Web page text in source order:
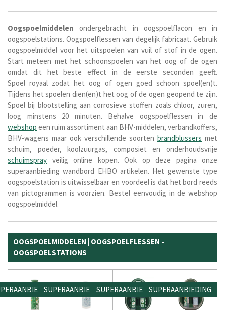
Oogspoelmiddelen ondergebracht in oogspoelflacon en in
oogspoelstations. Oogspoelflessen van degelijk fabricaat. Gebruik
oogspoelmiddel voor het uitspoelen van vuil of stof in de ogen.
Start meteen met het schoonspoelen van het oog of de ogen
omdat dit het beste effect in de eerste seconden geeft.
Spoel royaal zodat het oog of ogen goed schoon spoel(en)t.
Tijdens het spoelen dien(en)t het oog of de ogen geopend te zijn.
Spoel bij blootstelling aan corrosieve stoffen zoals chloor, zuren,
loog minstens 20 minuten. Behalve oogspoelflessen in de
webshop een ruim assortiment aan BHV-middelen, verbandkoffers,
BHV-wagens maar ook verschillende soorten brandblussers met
schuim, poeder, koolzuurgas, composiet en onderhoudsvrije
schuimspray veilig online kopen. Ook op deze pagina onze
superaanbieding wandbord EHBO artikelen. Het gewenste type
oogspoelstation is uitwisselbaar en voordeel is dat het bord reeds
van pictogrammen is voorzien. Bestel eenvoudig in de webshop
oogspoelmiddel.
OOGSPOELMIDDELEN | OOGSPOELFLESSEN -
OOGSPOELSTATIONS
SUPERAANBIEDINGSUPERAANBIEDINGSUPERAANBIEDING